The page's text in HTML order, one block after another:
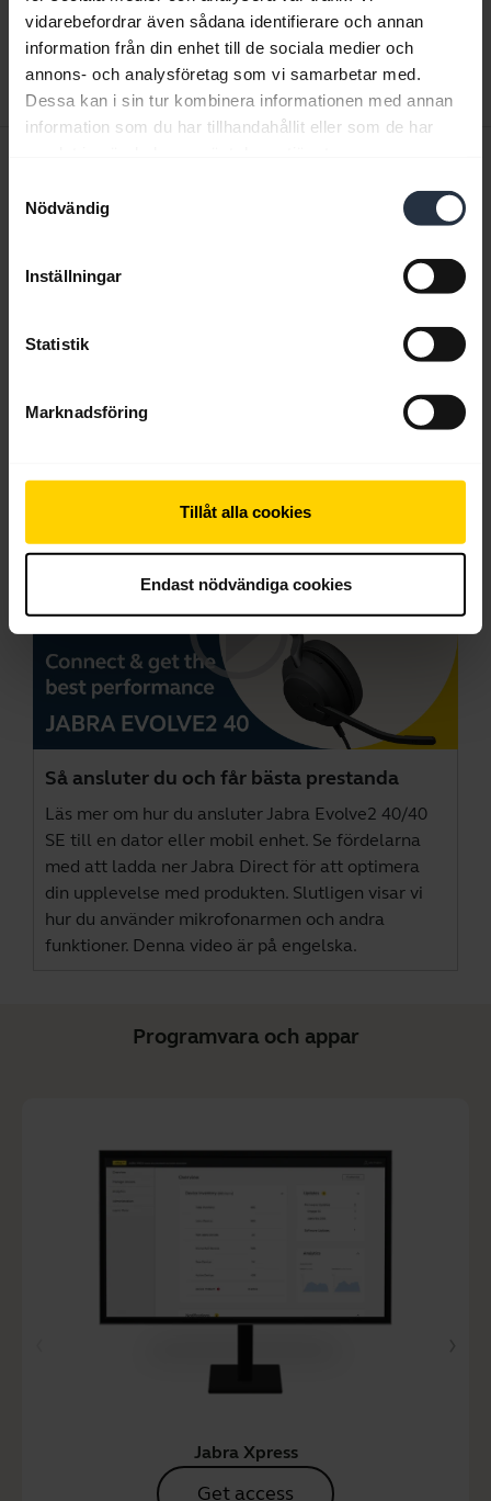
vidarebefordrar även sådana identifierare och annan
information från din enhet till de sociala medier och
annons- och analysföretag som vi samarbetar med.
Dessa kan i sin tur kombinera informationen med annan
information som du har tillhandahållit eller som de har
Nödvändig
Inställningar
Statistik
Marknadsföring
Tillåt alla cookies
Endast nödvändiga cookies
Svenska
Ladda ner
1.23 MB - pdf
Engelska
Så ansluter du och får bästa prestanda
Läs mer om hur du ansluter Jabra Evolve2 40/40
SE till en dator eller mobil enhet. Se fördelarna
med att ladda nerJabra Direct för att optimera
din upplevelse med produkten. Slutligen visar vi
hur du använder mikrofonarmen och andra
funktioner. Denna video är på engelska.
Programvara och appar
Jabra Xpress
Get access